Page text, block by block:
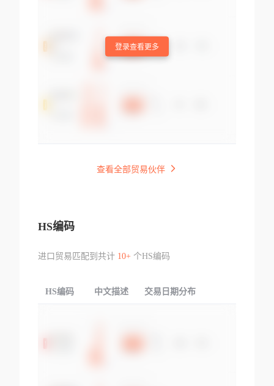
登录查看更多
查看全部贸易伙伴
HS编码
进口贸易匹配到共计 10+个HS编码
HS编码 中文描述 交易日期分布